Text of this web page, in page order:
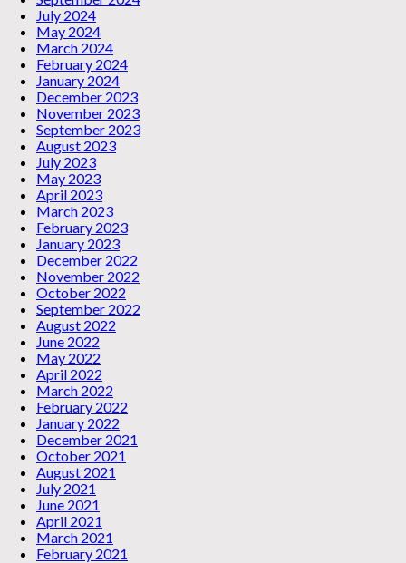
July 2024
May 2024
March 2024
February 2024
January 2024
December 2023
November 2023
September 2023
August 2023
July 2023
May 2023
April 2023
March 2023
February 2023
January 2023
December 2022
November 2022
October 2022
September 2022
August 2022
June 2022
May 2022
April 2022
March 2022
February 2022
January 2022
December 2021
October 2021
August 2021
July 2021
June 2021
April 2021
March 2021
February 2021